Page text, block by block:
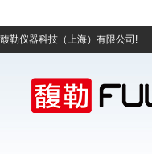
馥勒仪器科技（上海）有限公司!